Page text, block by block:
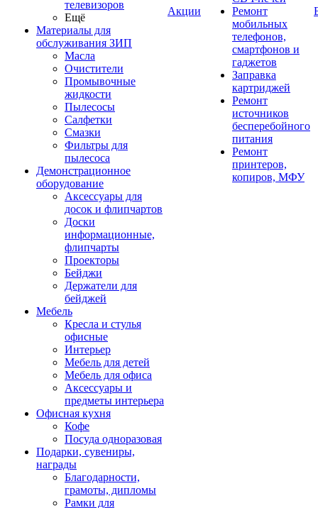
телевизоров
Ещё
Материалы для
обслуживания ЗИП
Масла
Очистители
Промывочные
жидкости
Пылесосы
Салфетки
Смазки
Фильтры для
пылесоса
Демонстрационное
оборудование
Аксессуары для
досок и флипчартов
Доски
информационные,
флипчарты
Проекторы
Бейджи
Держатели для
бейджей
Мебель
Кресла и стулья
офисные
Интерьер
Мебель для детей
Мебель для офиса
Аксессуары и
предметы интерьера
Офисная кухня
Кофе
Посуда одноразовая
Подарки, сувениры,
награды
Благодарности,
грамоты, дипломы
Рамки для
Акции
Ремонт
мобильных
телефонов,
смартфонов и
гаджетов
Заправка
картриджей
Ремонт
источников
бесперебойного
питания
Ремонт
принтеров,
копиров, МФУ